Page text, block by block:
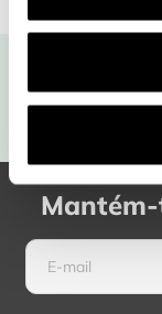
Envio gratuito